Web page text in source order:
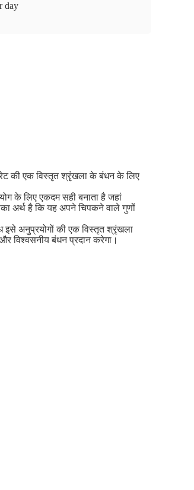
day
की एक विस्तृत श्रृंखला के बंधन के लिए
के लिए एकदम सही बनाता है जहां
अर्थ है कि यह अपने चिपकने वाले गुणों
अनुप्रयोगों की एक विस्तृत श्रृंखला
बंधन प्रदान करेगा।